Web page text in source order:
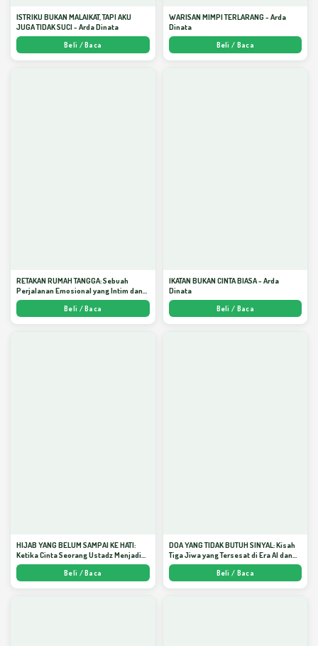
ISTRIKU BUKAN MALAIKAT, TAPI AKU
JUGA TIDAK SUCI - Arda Dinata
Beli / Baca
WARISAN MIMPI TERLARANG - Arda
Dinata
Beli / Baca
RETAKAN RUMAH TANGGA: Sebuah
Perjalanan Emosional yang Intim dan
Mendalam - Arda Dinata
Beli / Baca
IKATAN BUKAN CINTA BIASA - Arda
Dinata
Beli / Baca
HIJAB YANG BELUM SAMPAI KE HATI:
Ketika Cinta Seorang Ustadz Menjadi
Cermin yang Paling Kejam - Arda
Beli / Baca
DOA YANG TIDAK BUTUH SINYAL: Kisah
Tiga Jiwa yang Tersesat di Era AI dan
Menemukan Jalan Pulang di Bulan
Ramadhan" - Arda Dinata
Beli / Baca